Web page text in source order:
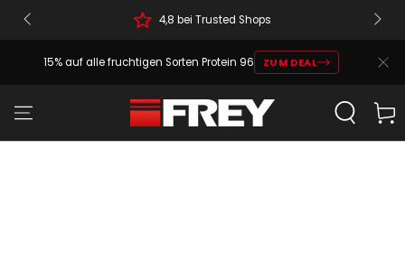
4,8 bei Trusted Shops
15% auf alle fruchtigen Sorten Protein 96 ZUM DEAL